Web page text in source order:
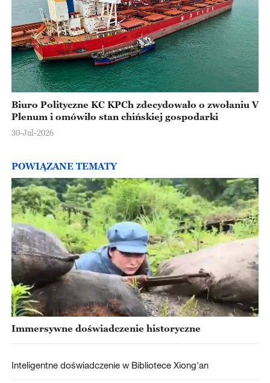
Biuro Polityczne KC KPCh zdecydowało o zwołaniu V
Plenum i omówiło stan chińskiej gospodarki
30-Jul-2026
POWIĄZANE TEMATY
Immersywne doświadczenie historyczne
Inteligentne doświadczenie w Bibliotece Xiong'an